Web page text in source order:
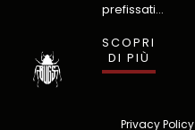
prefissati…
SCOPRI
DI PIÙ
Privacy Policy